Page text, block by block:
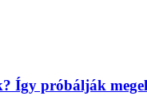
Így próbálják